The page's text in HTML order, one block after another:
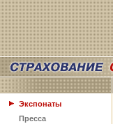
Экспонаты
Пресса